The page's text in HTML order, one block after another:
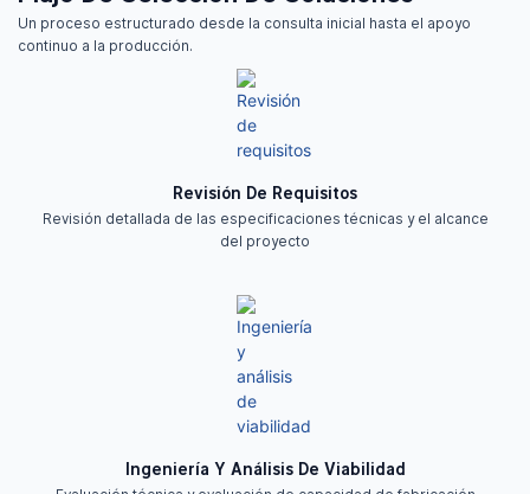
Un proceso estructurado desde la consulta inicial hasta el apoyo
continuo a la producción.
Revisión De Requisitos
Revisión detallada de las especificaciones técnicas y el alcance
del proyecto
Ingeniería Y Análisis De Viabilidad